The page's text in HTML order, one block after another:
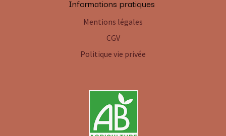
Informations pratiques
Mentions légales
CGV
Politique vie privée